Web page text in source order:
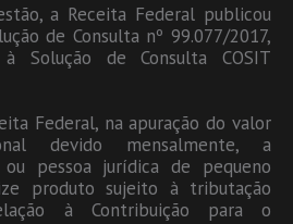
a Receita Federal publicou
de Consulta nº 99.077/2017,
Solução de Consulta COSIT
Federal, na apuração do valor
devido mensalmente, a
ou pessoa jurídica de pequeno
produto sujeito à tributação
à Contribuição para o